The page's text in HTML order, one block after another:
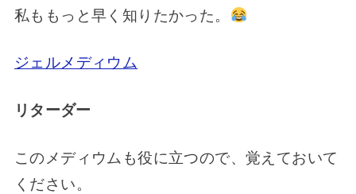
私ももっと早く知りたかった。
ジェルメディウム
リターダー
このメディウムも役に立つので、覚えておいて
ください。